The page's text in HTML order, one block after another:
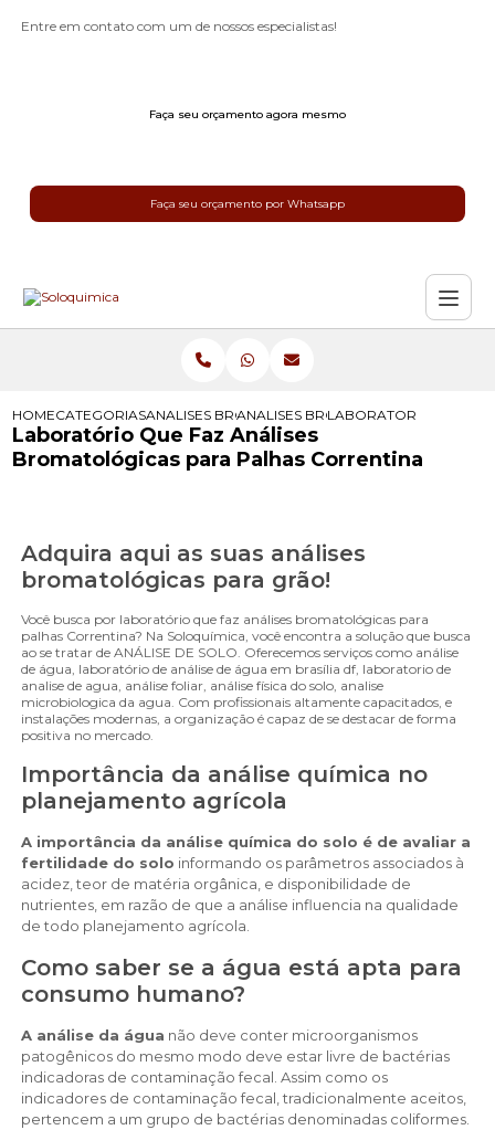
Entre em contato com um de nossos especialistas!
Faça seu orçamento agora mesmo
Faça seu orçamento por Whatsapp
HOMECATEGORIASANALISES BROMATOLOGICAS
ANALISES BROMATOLOGICAS PARA
LABORATORIO QUE
Laboratório Que Faz Análises
Bromatológicas para Palhas Correntina
Adquira aqui as suas análises
bromatológicas para grão!
Você busca por laboratório que faz análises bromatológicas para
palhas Correntina? Na Soloquímica, você encontra a solução que busca
ao se tratar de ANÁLISE DE SOLO. Oferecemos serviços como análise
de água, laboratório de análise de água em brasília df, laboratorio de
analise de agua, análise foliar, análise física do solo, analise
microbiologica da agua. Com profissionais altamente capacitados, e
instalações modernas, a organização é capaz de se destacar de forma
positiva no mercado.
Importância da análise química no
planejamento agrícola
A importância da análise química do solo é de avaliar a
fertilidade do solo informando os parâmetros associados à
acidez, teor de matéria orgânica, e disponibilidade de
nutrientes, em razão de que a análise influencia na qualidade
de todo planejamento agrícola.
Como saber se a água está apta para
consumo humano?
A análise da água não deve conter microorganismos
patogênicos do mesmo modo deve estar livre de bactérias
indicadoras de contaminação fecal. Assim como os
indicadores de contaminação fecal, tradicionalmente aceitos,
pertencem a um grupo de bactérias denominadas coliformes.